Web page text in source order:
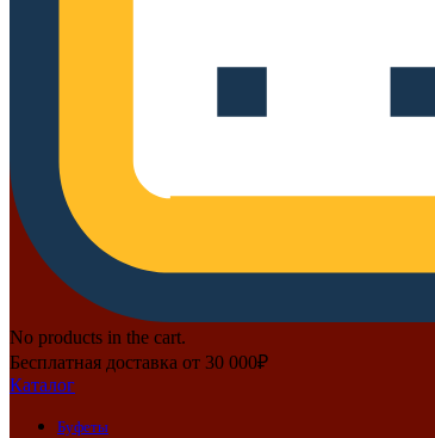
No products in the cart.
Бесплатная доставка от 30 000₽
Каталог
Буфеты